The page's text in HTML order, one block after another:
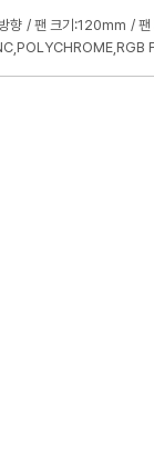
향 팬 크기:120mm 팬